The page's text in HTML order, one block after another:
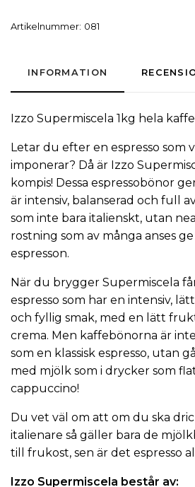
Artikelnummer: 081
INFORMATION
Izzo Supermiscela 1kg hela
Letar du efter en espresso som
imponerar? Då är Izzo
kompis! Dessa espressobönor
är intensiv, balanserad och full
som inte bara italienskt, utan
rostning som av många anses
espresson.
När du brygger Supermiscela
espresso som har en intensiv,
och fyllig smak, med en lätt
crema. Men kaffebönorna är
som en klassisk espresso, utan
med mjölk som i drycker som
cappuccino!
Du vet väl om att om du ska
italienare så gäller bara de
till frukost, sen är det espresso
Izzo Supermiscela består av: